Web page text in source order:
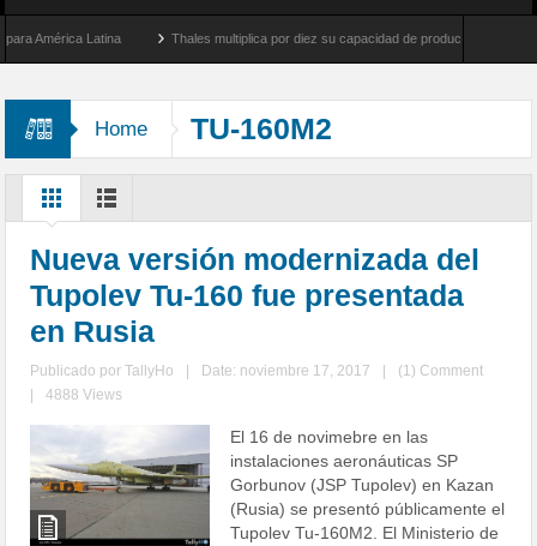
Latina Thales multiplica por diez su capacidad de producción de radares
Home TU-160M2
Nueva versión modernizada del
Tupolev Tu-160 fue presentada
en Rusia
Publicado porTallyHo Date: noviembre 17, 2017
(1) Comment
4888 Views
El 16 de novimebre en las
instalaciones aeronáuticas SP
Gorbunov (JSP Tupolev) en Kazan
(Rusia) se presentó públicamente el
Tupolev Tu-160M2. El Ministerio de